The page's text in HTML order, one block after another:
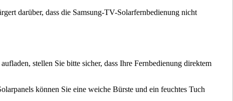
darüber, dass die Samsung-TV-Solarfernbedienung nicht
stellen Sie bitte sicher, dass Ihre Fernbedienung direktem
können Sie eine weiche Bürste und ein feuchtes Tuch